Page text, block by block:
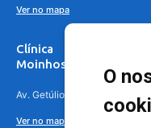
O
Ver no mapa
Clínica
Moinhos de Vento
Av. Getúlio Vargas, 4841 –
Ver no mapa